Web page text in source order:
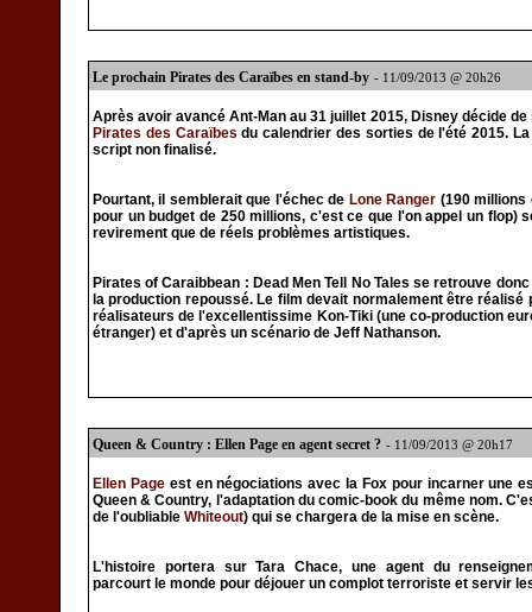
Le prochain Pirates des Caraïbes en stand-by - 11/09/2013 @ 20h26
Après avoir avancé Ant-Man au 31 juillet 2015, Disney décide
Pirates des Caraïbes du calendrier des sorties de l'été 2015.
script non finalisé.
Pourtant, il semblerait que l'échec de Lone Ranger (190 millions
pour un budget de 250 millions, c'est ce que l'on appel un flop)
revirement que de réels problèmes artistiques.
Pirates of Caraibbean : Dead Men Tell No Tales se retrouve
la production repoussé. Le film devait normalement être réalisé
réalisateurs de l'excellentissime Kon-Tiki (une co-production
étranger) et d'après un scénario de Jeff Nathanson.
Queen & Country : Ellen Page en agent secret ? - 11/09/2013 @ 20h17
Ellen Pageest en négociations avec la Fox pour incarner une
Queen & Country, l'adaptation du comic-book du même nom.
de l'oubliable Whiteout) qui se chargera de la mise en scène.
L'histoire portera sur Tara Chace, une agent du
parcourt le monde pour déjouer un complot terroriste et servir